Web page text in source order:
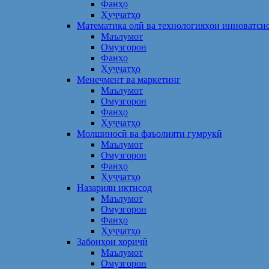
Фанҳо
Ҳуҷҷатҳо
Математика олӣ ва технологияҳои
Маълумот
Омузгорон
Фанҳо
Ҳуҷҷатҳо
Менеҷмент ва маркетинг
Маълумот
Омузгорон
Фанҳо
Ҳуҷҷатҳо
Молшиносӣ ва фаъолияти гумрукӣ
Маълумот
Омузгорон
Фанҳо
Ҳуҷҷатҳо
Назарияи иқтисод
Маълумот
Омузгорон
Фанҳо
Ҳуҷҷатҳо
Забонҳои хориҷӣ
Маълумот
Омузгорон